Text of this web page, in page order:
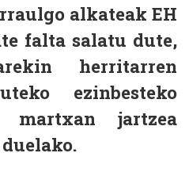
alkateak EH
falta salatu dute,
herritarren
ezinbesteko
martxan jartzea